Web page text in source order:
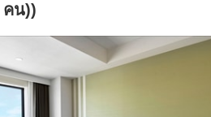
คน))